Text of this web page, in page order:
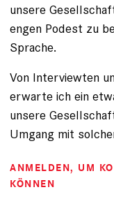
unsere
engen Podest zu
Sprache.
Von Interviewten
erwarte ich ein
unsere
Umgang mit
ANMELDEN, UM
KÖNNEN